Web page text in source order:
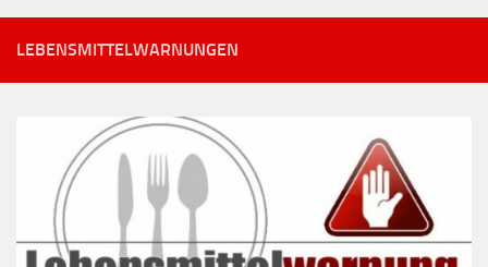
LEBENSMITTELWARNUNGEN